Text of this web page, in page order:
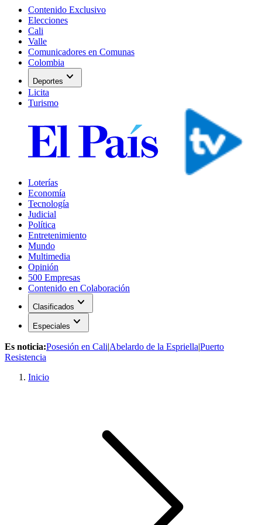
Contenido Exclusivo
Elecciones
Cali
Valle
Comunicadores en Comunas
Colombia
Deportes expand_more
Licita
Turismo
Loterías
Economía
Tecnología
Judicial
Política
Entretenimiento
Mundo
Multimedia
Opinión
500 Empresas
Contenido en Colaboración
Clasificados expand_more
Especiales expand_more
Es noticia:Posesión en Cali|Abelardo de la Espriella|Puerto
Resistencia
Inicio